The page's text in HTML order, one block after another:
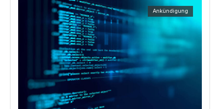
Ankündigung